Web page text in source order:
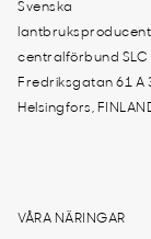
Svenska
centralförbund SLC
Fredriksgatan 61 A
Helsingfors, FINLAND
VÅRA NÄRINGAR